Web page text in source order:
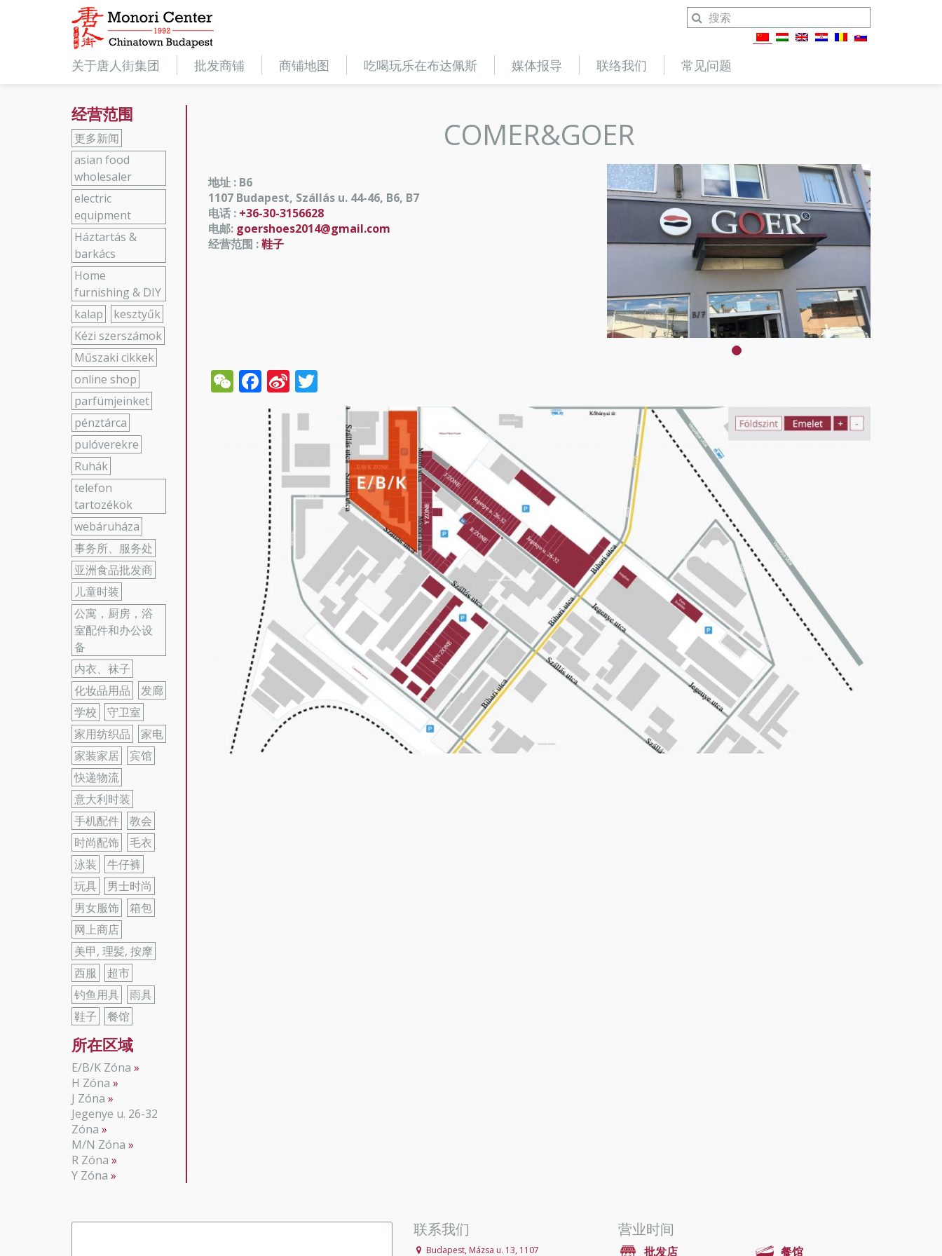
关于唐人街集团 批发商铺 商铺地图 吃喝玩乐在布达佩斯 媒体报导 联络我们 常见问题
COMER&GOER
地址 : B6
1107 Budapest, Szállás u. 44-46, B6, B7
电话 : +36-30-3156628
电邮: goershoes2014@gmail.com
经营范围 :鞋子
WeChat
Facebook
Sina
Weibo
经营范围
更多新闻
asian food
wholesaler
electric
equipment
Háztartás &
barkács
Home
furnishing & DIY
kalap
kesztyűk
Kézi szerszámok
Műszaki cikkek
online shop
parfümjeinket
pénztárca
pulóverekre
Ruhák
telefon
tartozékok
webáruháza
事务所、服务处
亚洲食品批发商
儿童时装
公寓，厨房，浴
室配件和办公设
备
内衣、袜子
化妆品用品
发廊
学校
守卫室
家用纺织品
家电
家装家居
宾馆
快递物流
意大利时装
手机配件
教会
时尚配饰
毛衣
泳装
牛仔裤
玩具
男士时尚
男女服饰
箱包
网上商店
美甲, 理髪, 按摩
西服
超市
钓鱼用具
雨具
鞋子
餐馆
所在区域
E/B/K Zóna
H Zóna
J Zóna
Jegenye u. 26-32
Zóna
M/N Zóna
R Zóna
Y Zóna
联系我们
Budapest, Mázsa u. 13, 1107
营业时间
批发店 餐馆